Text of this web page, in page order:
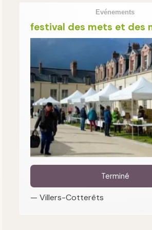
Evénements
festival des mets et des
Terminé
— Villers-Cotterêts